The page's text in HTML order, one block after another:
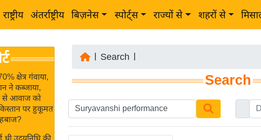
राष्ट्रीय अंतर्राष्ट्रीय बिज़नेस स्पोर्ट्स राज्यों से शहरों से
क्षेत्र गंवाया,
ने कब्जाया,
से आवाज को
पर हुकूमत
थी उदयनिधि की,
Search
Search